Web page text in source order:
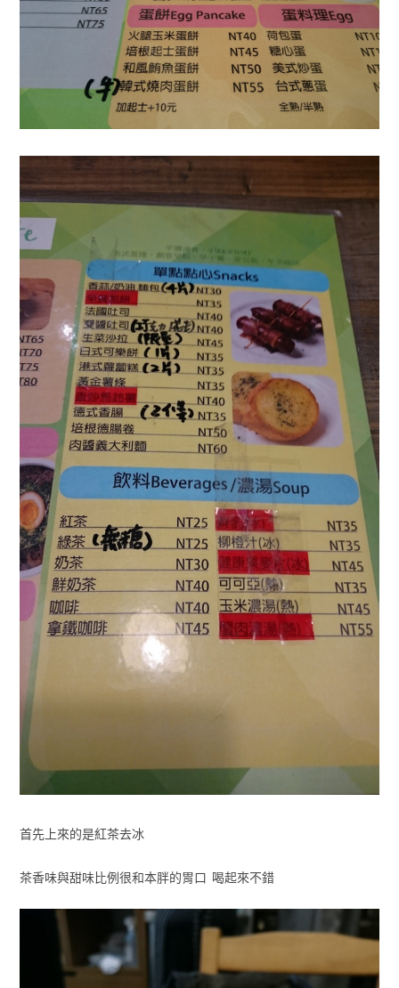
首先上來的是紅茶去冰
茶香味與甜味比例很和本胖的胃口 喝起來不錯